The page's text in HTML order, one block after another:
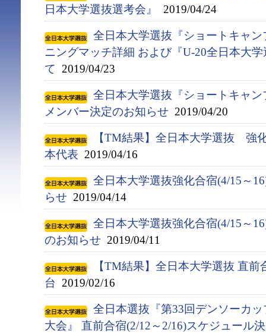
日本大学選抜選考会』
2019/04/24
全日本大学選抜『ショートキャ
ニングマッチ詳細 および『U-20全日本大
て 2019/04/23
全日本大学選抜『ショートキャ
メンバー決定のお知らせ 2019/04/20
【TM結果】全日本大学選抜 強
本代表 2019/04/16
全日本大学選抜強化合宿(4/15～
らせ 2019/04/14
全日本大学選抜強化合宿(4/15～
のお知らせ 2019/04/11
【TM結果】全日本大学選抜 直
台 2019/02/16
全日本選抜『第33回デンソーカ
大会』 直前合宿(2/12～2/16)スケジュール